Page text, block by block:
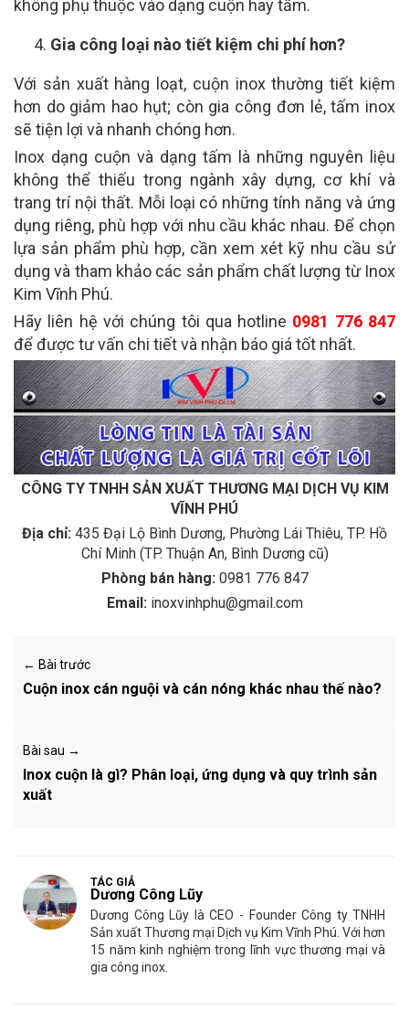
không phụ thuộc vào dạng cuộn hay tấm.
Gia công loại nào tiết kiệm chi phí hơn?
Với sản xuất hàng loạt, cuộn inox thường tiết kiệm
hơn do giảm hao hụt; còn gia công đơn lẻ, tấm inox
sẽ tiện lợi và nhanh chóng hơn.
Inox dạng cuộn và dạng tấm là những nguyên liệu
không thể thiếu trong ngành xây dựng, cơ khí và
trang trí nội thất. Mỗi loại có những tính năng và ứng
dụng riêng, phù hợp với nhu cầu khác nhau. Để chọn
lựa sản phẩm phù hợp, cần xem xét kỹ nhu cầu sử
dụng và tham khảo các sản phẩm chất lượng từ Inox
Kim Vĩnh Phú.
Hãy liên hệ với chúng tôi qua hotline 0981 776 847
để được tư vấn chi tiết và nhận báo giá tốt nhất.
CÔNG TY TNHH SẢN XUẤT THƯƠNG MẠI DỊCH VỤ KIM
VĨNH PHÚ
Địa chỉ: 435 Đại Lộ Bình Dương, Phường Lái Thiêu, TP. Hồ
Chí Minh (TP. Thuận An, Bình Dương cũ)
Phòng bán hàng:0981 776 847
Email: inoxvinhphu@gmail.com
← Bài trước
Cuộn inox cán nguội và cán nóng khác nhau thế nào?
Bài sau →
Inox cuộn là gì? Phân loại, ứng dụng và quy trình sản
xuất
TÁC GIẢ
Dương Công Lũy
Dương Công Lũy là CEO - Founder Công ty TNHH
Sản xuất Thương mại Dịch vụ Kim Vĩnh Phú. Với hơn
15 năm kinh nghiệm trong lĩnh vực thương mại và
gia công inox.